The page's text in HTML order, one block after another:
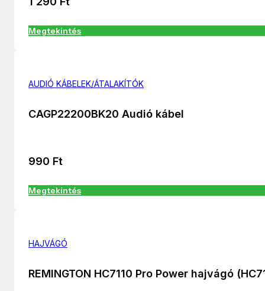
Megtekintés
AUDIÓ KÁBELEK/ÁTALAKÍTÓK
CAGP22200BK20 Audió kábel
990 Ft
Megtekintés
HAJVÁGÓ
REMINGTON HC7110 Pro Power hajvágó